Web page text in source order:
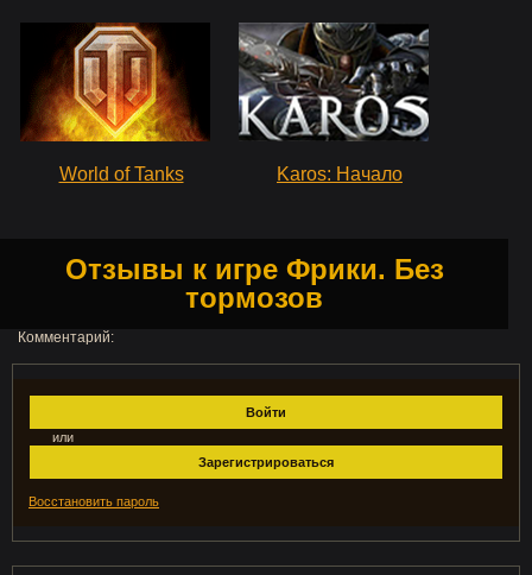
World of Tanks Karos: Начало
Отзывы к игре Фрики. Без
тормозов
Комментарий:
Войти
или
Зарегистрироваться
Восстановить пароль